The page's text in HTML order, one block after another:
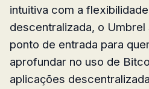
intuitiva com a
descentralizada, o
ponto de entrada para
aprofundar no uso de
aplicações